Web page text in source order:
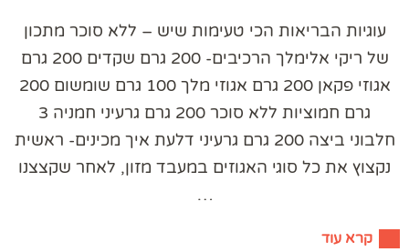
עוגיות הבריאות הכי טעימות שיש – ללא סוכר מתכון
של ריקי אלימלך הרכיבים- 200 גרם שקדים 200 גרם
אגוזי פקאן 200 גרם אגוזי מלך 100 גרם שומשום 200
גרם חמוציות ללא סוכר 200 גרם גרעיני חמניה 3
חלבוני ביצה 200 גרם גרעיני דלעת איך מכינים- ראשית
נקצוץ את כל סוגי האגוזים במעבד מזון, לאחר שקצצנו
…
קרא עוד